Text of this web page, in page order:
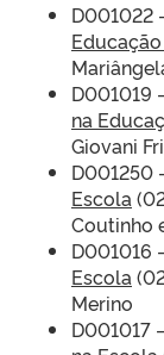
D001022
D001019
na
Giovani
D001250
Escola
Coutinho
D001016
Escola
Merino
D001017